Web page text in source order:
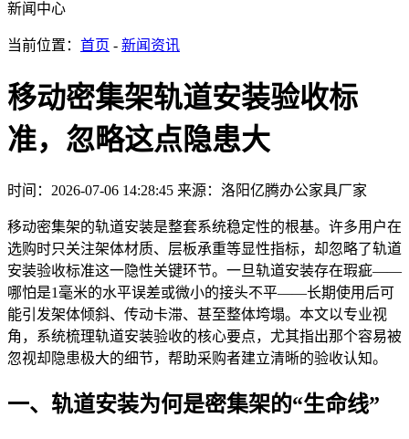
新闻中心
当前位置： 首页 - 新闻资讯
移动密集架轨道安装验收标
准，忽略这点隐患大
时间：2026-07-06 14:28:45 来源：洛阳亿腾办公家具厂家
移动密集架的轨道安装是整套系统稳定性的根基。许多用户在
选购时只关注架体材质、层板承重等显性指标，却忽略了轨道
安装验收标准这一隐性关键环节。一旦轨道安装存在瑕疵——
哪怕是1毫米的水平误差或微小的接头不平——长期使用后可
能引发架体倾斜、传动卡滞、甚至整体垮塌。本文以专业视
角，系统梳理轨道安装验收的核心要点，尤其指出那个容易被
忽视却隐患极大的细节，帮助采购者建立清晰的验收认知。
一、轨道安装为何是密集架的“生命线”